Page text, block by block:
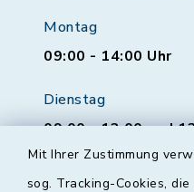
Mit Ihrer Zustimmung
sog. Tracking-Cookies,
Montag
09:00 - 14:00 Uhr
Dienstag
09:00 - 12:00 und